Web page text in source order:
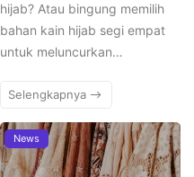
hijab? Atau bingung memilih
bahan kain hijab segi empat
untuk meluncurkan…
Selengkapnya
News